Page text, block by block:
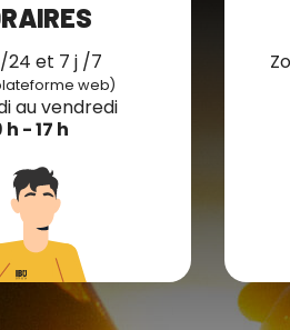
24 et 7 j /7
web)
au vendredi
h - 17 h